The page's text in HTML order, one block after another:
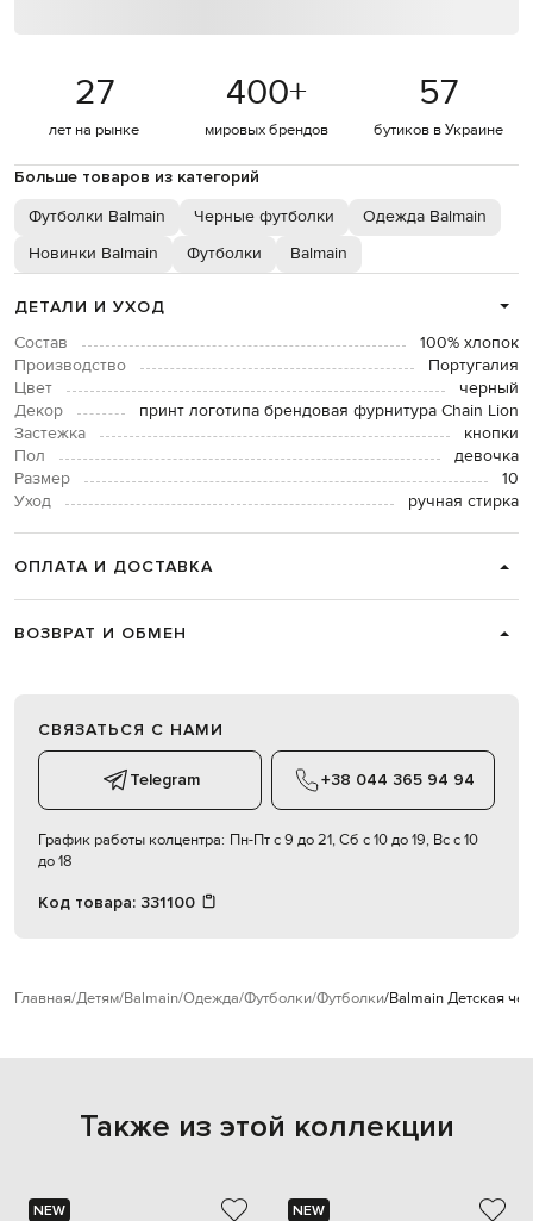
27
лет на рынке
400+
мировых брендов
57
бутиков в Украине
Больше товаров из категорий
Футболки Balmain Черные футболки
Одежда Balmain
Новинки Balmain
Футболки Balmain
ДЕТАЛИ И УХОД
Состав
100% хлопок
Производство
Португалия
Цвет
черный
Декор
принт логотипа брендовая фурнитура Chain Lion
Застежка
кнопки
Пол
девочка
Размер
10
Уход
ручная стирка
ОПЛАТА И ДОСТАВКА
ВОЗВРАТ И ОБМЕН
СВЯЗАТЬСЯ С НАМИ
Telegram +38 044 365 94 94
График работы колцентра: Пн-Пт с 9 до 21, Сб с 10 до 19, Вс с 10
до 18
Код товара: 331100
Главная Детям Balmain Одежда Футболки Футболки Balmain Детская
Также из этой коллекции
NEW
NEW